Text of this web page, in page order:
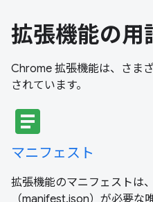
拡張機能の用
Chrome 拡張機能は、さま
されています。
article
マニフェスト
拡張機能のマニフェストは
（manifest.json）が必要な